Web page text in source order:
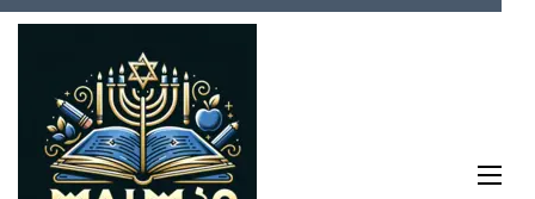
Aller
(Pressez
Entrée)